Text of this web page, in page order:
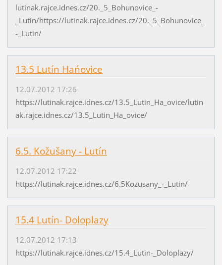
lutinak.rajce.idnes.cz/20._5_Bohunovice_-
_Lutin/https://lutinak.rajce.idnes.cz/20._5_Bohunovice_
-_Lutin/
13.5 Lutín Hańovice
12.07.2012 17:26
https://lutinak.rajce.idnes.cz/13.5_Lutin_Ha_ovice/lutin
ak.rajce.idnes.cz/13.5_Lutin_Ha_ovice/
6.5. Kožušany - Lutín
12.07.2012 17:22
https://lutinak.rajce.idnes.cz/6.5Kozusany_-_Lutin/
15.4 Lutín- Doloplazy
12.07.2012 17:13
https://lutinak.rajce.idnes.cz/15.4_Lutin-_Doloplazy/